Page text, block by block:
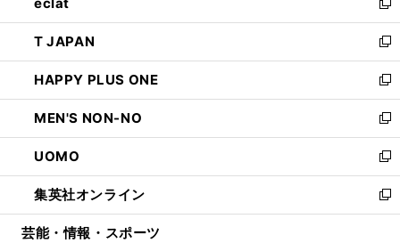
で
開
く
ド
ウ
で
開
く
ィ
ン
ド
ウ
で
開
く
い
ウ
ィ
ン
ド
ウ
で
開
く
新
し
い
ウ
ィ
ン
ド
ウ
で
開
く
T JAPAN
新
し
い
ウ
ィ
ン
ド
ウ
で
開
HAPPY PLUS ONE
新
し
い
ウ
ィ
ン
ド
ウ
MEN'S NON-NO
新
し
い
ウ
ィ
ン
UOMO
新
し
い
ウ
集英社オンライン
新
し
芸能・情報・スポーツ